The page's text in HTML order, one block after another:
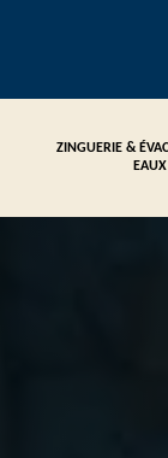
ZINGUERIE &
EAUX